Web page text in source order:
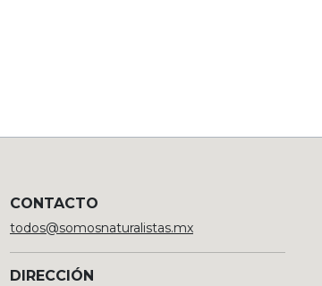
CONTACTO
todos@somosnaturalistas.mx
DIRECCIÓN